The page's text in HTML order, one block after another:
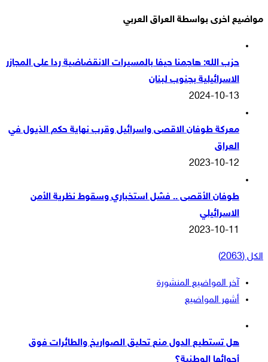
مواضيع اخرى بواسطة العراق العربي
حزب الله: هاجمنا حيفا بالمسيرات الانقضاضية ردا على المجازر
الاسرائيلية بجنوب لبنان
2024-10-13
معركة طوفان الاقصى واسرائيل وقرب نهاية حكم الذيول في
العراق
2023-10-12
طوفان الأقصى .. فشل استخباري وسقوط نظرية الأمن
الاسرائيلي
2023-10-11
الكل (2063)
آخر المواضيع المنشورة
أشهر المواضيع
هل تستطيع الدول منع تحليق الصواريخ والطائرات فوق
أجوائها الوطنية؟